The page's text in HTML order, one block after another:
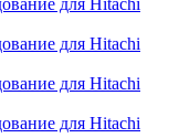
для Hitachi
для Hitachi
для Hitachi
для Hitachi